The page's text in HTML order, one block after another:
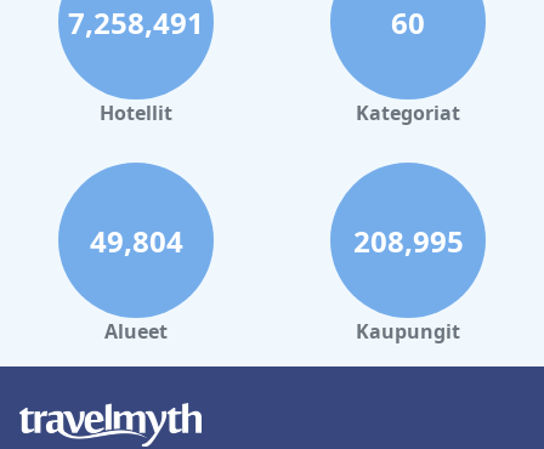
7,258,491
Hotellit
60
Kategoriat
49,804
Alueet
208,995
Kaupungit